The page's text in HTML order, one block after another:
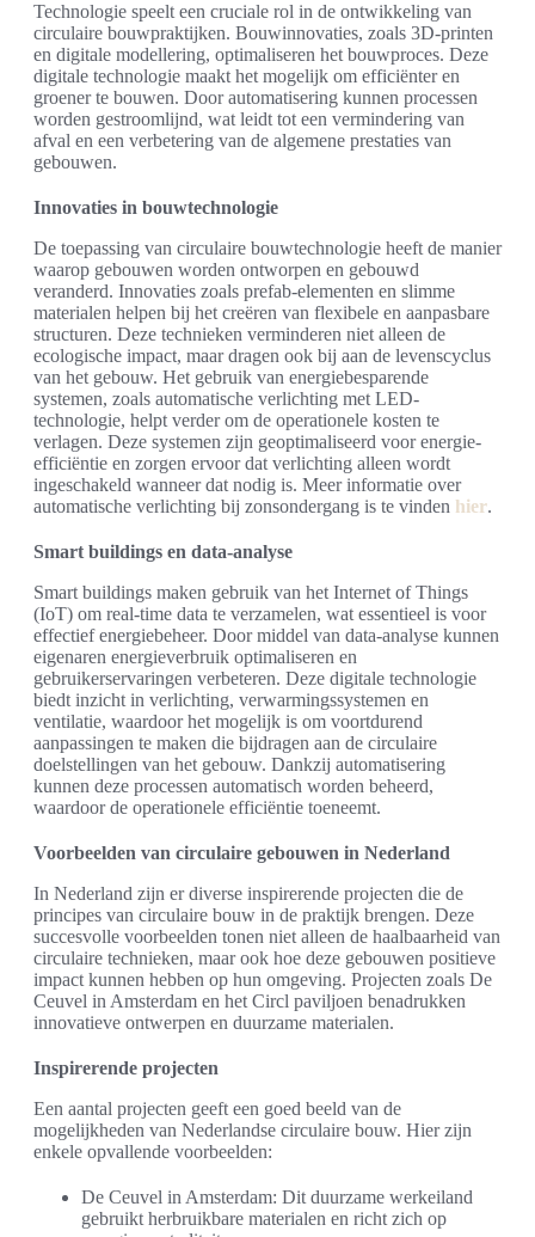
Technologie speelt een cruciale rol in de ontwikkeling van
circulaire bouwpraktijken. Bouwinnovaties, zoals 3D-printen
en digitale modellering, optimaliseren het bouwproces. Deze
digitale technologie maakt het mogelijk om efficiënter en
groener te bouwen. Door automatisering kunnen processen
worden gestroomlijnd, wat leidt tot een vermindering van
afval en een verbetering van de algemene prestaties van
gebouwen.
Innovaties in bouwtechnologie
De toepassing van circulaire bouwtechnologie heeft de manier
waarop gebouwen worden ontworpen en gebouwd
veranderd. Innovaties zoals prefab-elementen en slimme
materialen helpen bij het creëren van flexibele en aanpasbare
structuren. Deze technieken verminderen niet alleen de
ecologische impact, maar dragen ook bij aan de levenscyclus
van het gebouw. Het gebruik van energiebesparende
systemen, zoals automatische verlichting met LED-
technologie, helpt verder om de operationele kosten te
verlagen. Deze systemen zijn geoptimaliseerd voor energie-
efficiëntie en zorgen ervoor dat verlichting alleen wordt
ingeschakeld wanneer dat nodig is. Meer informatie over
automatische verlichting bij zonsondergang is te vinden hier.
Smart buildings en data-analyse
Smart buildings maken gebruik van het Internet of Things
(IoT) om real-time data te verzamelen, wat essentieel is voor
effectief energiebeheer. Door middel van data-analyse kunnen
eigenaren energieverbruik optimaliseren en
gebruikerservaringen verbeteren. Deze digitale technologie
biedt inzicht in verlichting, verwarmingssystemen en
ventilatie, waardoor het mogelijk is om voortdurend
aanpassingen te maken die bijdragen aan de circulaire
doelstellingen van het gebouw. Dankzij automatisering
kunnen deze processen automatisch worden beheerd,
waardoor de operationele efficiëntie toeneemt.
Voorbeelden van circulaire gebouwen in Nederland
In Nederland zijn er diverse inspirerende projecten die de
principes van circulaire bouw in de praktijk brengen. Deze
succesvolle voorbeelden tonen niet alleen de haalbaarheid van
circulaire technieken, maar ook hoe deze gebouwen positieve
impact kunnen hebben op hun omgeving. Projecten zoals De
Ceuvel in Amsterdam en het Circl paviljoen benadrukken
innovatieve ontwerpen en duurzame materialen.
Inspirerende projecten
Een aantal projecten geeft een goed beeld van de
mogelijkheden van Nederlandse circulaire bouw. Hier zijn
enkele opvallende voorbeelden:
De Ceuvel in Amsterdam: Dit duurzame werkeiland
gebruikt herbruikbare materialen en richt zich op